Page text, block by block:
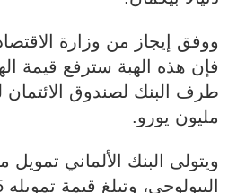
ووفق إيجاز من وزارة
فإن هذه الهبة سترفع قيمة
مليون يورو.
ويتولى البنك الألماني تمويل